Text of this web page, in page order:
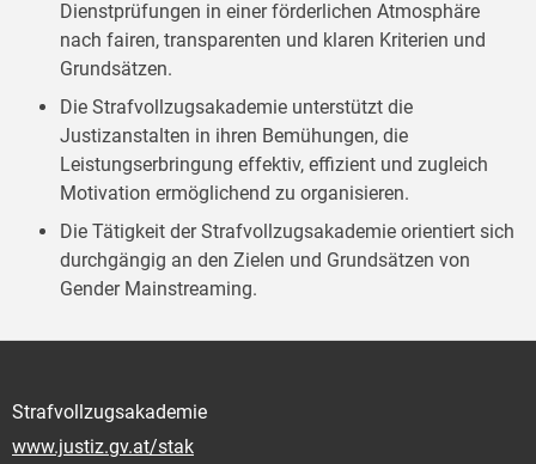
Dienstprüfungen in einer förderlichen Atmosphäre
nach fairen, transparenten und klaren Kriterien und
Grundsätzen.
Die Strafvollzugsakademie unterstützt die
Justizanstalten in ihren Bemühungen, die
Leistungserbringung effektiv, effizient und zugleich
Motivation ermöglichend zu organisieren.
Die Tätigkeit der Strafvollzugsakademie orientiert sich
durchgängig an den Zielen und Grundsätzen von
Gender Mainstreaming.
Strafvollzugsakademie
www.justiz.gv.at/stak